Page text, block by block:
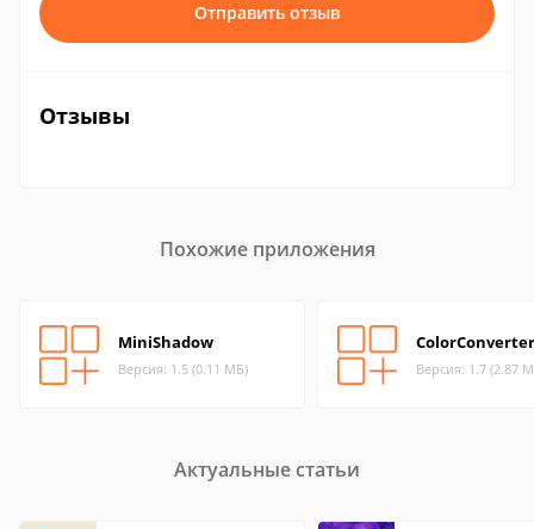
Отправить отзыв
Отзывы
Похожие приложения
MiniShadow
Версия: 1.5 (0.11 МБ)
ColorConverter
Версия: 1.7 (2.87
Актуальные статьи